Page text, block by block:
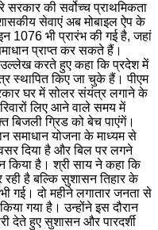
की सर्वोच्च प्राथमिकता
सेवाएं अब मोबाइल ऐप के
1076 भी प्रारंभ की गई है, जहां
प्राप्त कर सकते हैं।
उल्लेख करते हुए कहा कि प्रदेश में
स्थापित किए जा चुके हैं। पीएम
घर में सोलर संयंत्र लगाने के
लिए आने वाले समय में
बिजली ग्रिड को बेच पाएंगें।
समाधान योजना के माध्यम से
दिया है और बिल पर लगने
किया है। श्री साय ने कहा कि
है बल्कि सुशासन तिहार के
गई। दो महीने लगातार जनता से
गया है। उन्होंने इस दौरान
देते हुए सुशासन और पारदर्शी